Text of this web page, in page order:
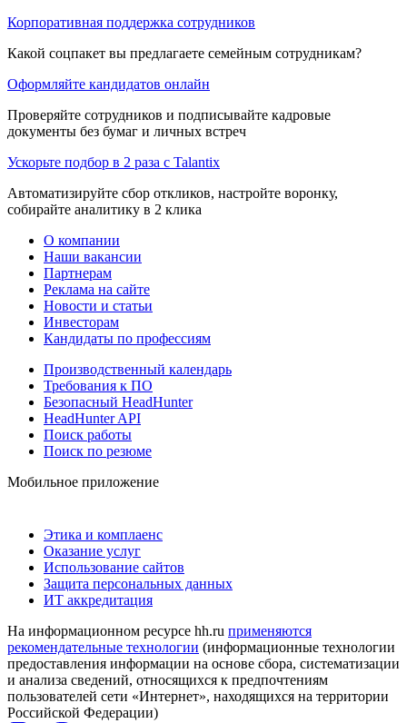
Корпоративная поддержка сотрудников
Какой соцпакет вы предлагаете семейным сотрудникам?
Оформляйте кандидатов онлайн
Проверяйте сотрудников и подписывайте кадровые
документы без бумаг и личных встреч
Ускорьте подбор в 2 раза с Talantix
Автоматизируйте сбор откликов, настройте воронку,
собирайте аналитику в 2 клика
О компании
Наши вакансии
Партнерам
Реклама на сайте
Новости и статьи
Инвесторам
Кандидаты по профессиям
Производственный календарь
Требования к ПО
Безопасный HeadHunter
HeadHunter API
Поиск работы
Поиск по резюме
Мобильное приложение
Этика и комплаенс
Оказание услуг
Использование сайтов
Защита персональных данных
ИТ аккредитация
На информационном ресурсе hh.ru применяются
рекомендательные технологии (информационные технологии
предоставления информации на основе сбора, систематизации
и анализа сведений, относящихся к предпочтениям
пользователей сети «Интернет», находящихся на территории
Российской Федерации)